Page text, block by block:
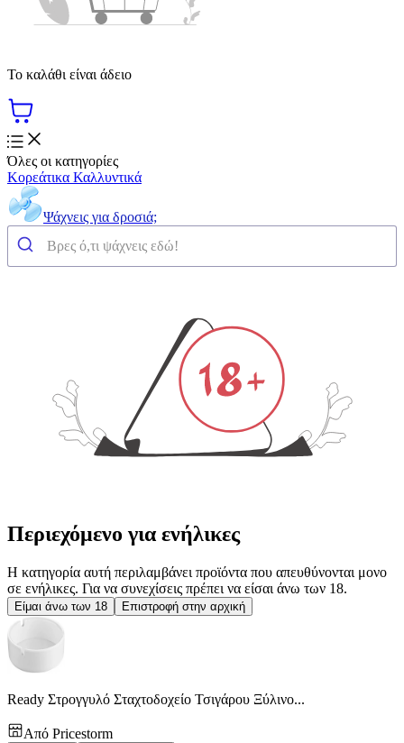
Το καλάθι είναι άδειο
Όλες οι κατηγορίες
Κορεάτικα Καλλυντικά
Ψάχνεις για δροσιά;
Περιεχόμενο για ενήλικες
Η κατηγορία αυτή περιλαμβάνει προϊόντα που απευθύνονται μονο
σε ενήλικες. Για να συνεχίσεις πρέπει να είσαι άνω των 18.
Είμαι άνω των 18 Επιστροφή στην αρχική
Ready Στρογγυλό Σταχτοδοχείο Τσιγάρου Ξύλινο...
Από Pricestorm